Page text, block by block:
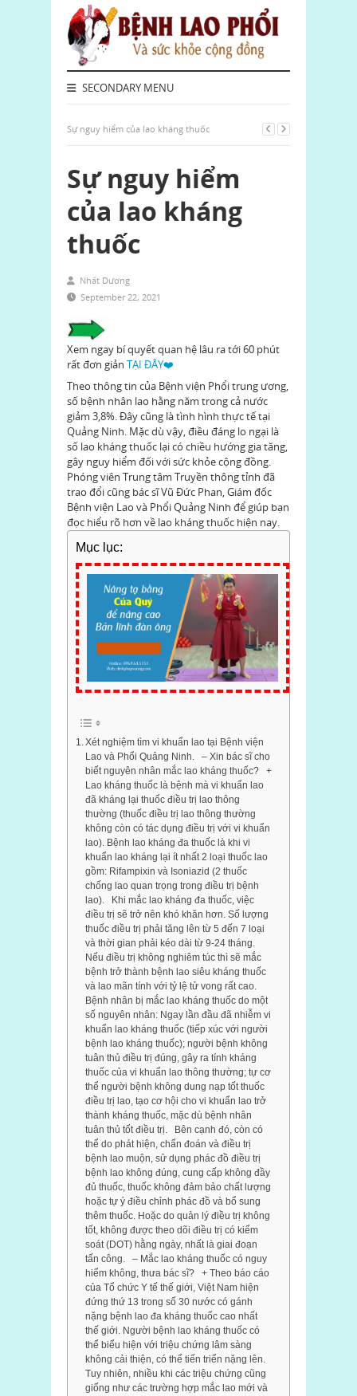
SECONDARY MENU
Sự nguy hiểm của lao kháng thuốc
Sự nguy hiểm
của lao kháng
thuốc
Nhất Dương
September 22, 2021
Xem ngay bí quyết quan hệ lâu ra tới 60 phút
rất đơn giản TẠI ĐÂY❤️
Theo thông tin của Bệnh viện Phổi trung ương,
số bệnh nhân lao hằng năm trong cả nước
giảm 3,8%. Đây cũng là tình hình thực tế tại
Quảng Ninh. Mặc dù vậy, điều đáng lo ngại là
số lao kháng thuốc lại có chiều hướng gia tăng,
gây nguy hiểm đối với sức khỏe cộng đồng.
Phóng viên Trung tâm Truyền thông tỉnh đã
trao đổi cũng bác sĩ Vũ Đức Phan, Giám đốc
Bệnh viện Lao và Phổi Quảng Ninh để giúp bạn
đọc hiểu rõ hơn về lao kháng thuốc hiện nay.
Mục lục:
Xét nghiệm tìm vi khuẩn lao tại Bệnh viện
Lao và Phổi Quảng Ninh. – Xin bác sĩ cho
biết nguyên nhân mắc lao kháng thuốc? +
Lao kháng thuốc là bệnh mà vi khuẩn lao
đã kháng lại thuốc điều trị lao thông
thường (thuốc điều trị lao thông thường
không còn có tác dụng điều trị với vi khuẩn
lao). Bệnh lao kháng đa thuốc là khi vi
khuẩn lao kháng lại ít nhất 2 loại thuốc lao
gồm: Rifampixin và Isoniazid (2 thuốc
chống lao quan trọng trong điều trị bệnh
lao). Khi mắc lao kháng đa thuốc, việc
điều trị sẽ trở nên khó khăn hơn. Số lượng
thuốc điều trị phải tăng lên từ 5 đến 7 loại
và thời gian phải kéo dài từ 9-24 tháng.
Nếu điều trị không nghiêm túc thì sẽ mắc
bệnh trở thành bệnh lao siêu kháng thuốc
và lao mãn tính với tỷ lệ tử vong rất cao.
Bệnh nhân bị mắc lao kháng thuốc do một
số nguyên nhân: Ngay lần đầu đã nhiễm vi
khuẩn lao kháng thuốc (tiếp xúc với người
bệnh lao kháng thuốc); người bệnh không
tuân thủ điều trị đúng, gây ra tính kháng
thuốc của vi khuẩn lao thông thường; tự cơ
thể người bệnh không dung nạp tốt thuốc
điều trị lao, tạo cơ hội cho vi khuẩn lao trở
thành kháng thuốc, mặc dù bệnh nhân
tuân thủ tốt điều trị. Bên cạnh đó, còn có
thể do phát hiện, chẩn đoán và điều trị
bệnh lao muộn, sử dụng phác đồ điều trị
bệnh lao không đúng, cung cấp không đầy
đủ thuốc, thuốc không đảm bảo chất lượng
hoặc tự ý điều chỉnh phác đồ và bổ sung
thêm thuốc. Hoặc do quản lý điều trị không
tốt, không được theo dõi điều trị có kiểm
soát (DOT) hằng ngày, nhất là giai đoạn
tấn công. – Mắc lao kháng thuốc có nguy
hiểm không, thưa bác sĩ? + Theo báo cáo
của Tổ chức Y tế thế giới, Việt Nam hiện
đứng thứ 13 trong số 30 nước có gánh
nặng bệnh lao đa kháng thuốc cao nhất
thế giới. Người bệnh lao kháng thuốc có
thể biểu hiện với triệu chứng lâm sàng
không cải thiện, có thể tiến triển nặng lên.
Tuy nhiên, nhiều khi các triệu chứng cũng
giống như các trường hợp mắc lao mới và